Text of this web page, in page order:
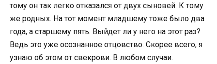
тому он так легко отказался от двух сыновей. К тому
же родных. На тот момент младшему тоже было два
года, а старшему пять. Выйдет ли у него на этот раз?
Ведь это уже осознанное отцовство. Скорее всего, я
узнаю об этом от свекрови. В любом случаи.